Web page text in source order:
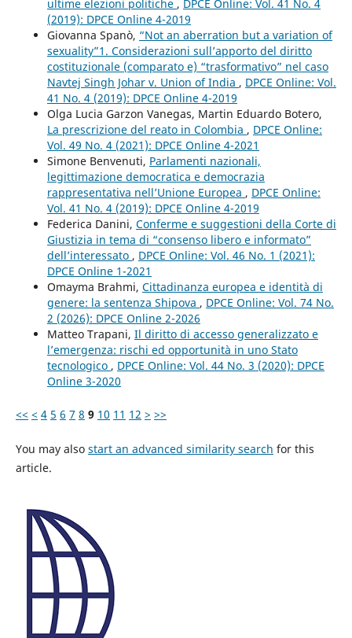
ultime elezioni politiche , DPCE Online: Vol. 41 No. 4
(2019): DPCE Online 4-2019
Giovanna Spanò, “Not an aberration but a variation of
sexuality”1. Considerazioni sull’apporto del diritto
costituzionale (comparato e) “trasformativo” nel caso
Navtej Singh Johar v. Union of India , DPCE Online: Vol.
41 No. 4 (2019): DPCE Online 4-2019
Olga Lucia Garzon Vanegas, Martin Eduardo Botero,
La prescrizione del reato in Colombia , DPCE Online:
Vol. 49 No. 4 (2021): DPCE Online 4-2021
Simone Benvenuti, Parlamenti nazionali,
legittimazione democratica e democrazia
rappresentativa nell’Unione Europea , DPCE Online:
Vol. 41 No. 4 (2019): DPCE Online 4-2019
Federica Danini, Conferme e suggestioni della Corte di
Giustizia in tema di “consenso libero e informato”
dell’interessato , DPCE Online: Vol. 46 No. 1 (2021):
DPCE Online 1-2021
Omayma Brahmi, Cittadinanza europea e identità di
genere: la sentenza Shipova , DPCE Online: Vol. 74 No.
2 (2026): DPCE Online 2-2026
Matteo Trapani, Il diritto di accesso generalizzato e
l’emergenza: rischi ed opportunità in uno Stato
tecnologico , DPCE Online: Vol. 44 No. 3 (2020): DPCE
Online 3-2020
<< < 4 5 6 7 8 9 10 11 12 > >>
You may also start an advanced similarity search for this
article.